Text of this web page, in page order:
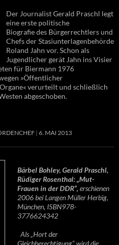
Der Journalist Gerald Praschl legt
eine erste politische
Biografie des Bürgerrechtlers und
Chefs der Stasiunterlagenbehörde
Roland Jahn vor. Schon als
Jugendlicher gerät Jahn ins Visier
für Biermann 1976
»Öffentlicher
verurteilt und schließlich
abgeschoben.
6. MAI 2013
Bärbel Bohley, Gerald Praschl,
Rüdiger Rosenthal: „Mut-
Frauen in der DDR“,erschienen
2006 bei Langen Müller Herbig,
München, ISBN978-
3776624342
Als „Hort der
Gleichberechtigung“ wird die